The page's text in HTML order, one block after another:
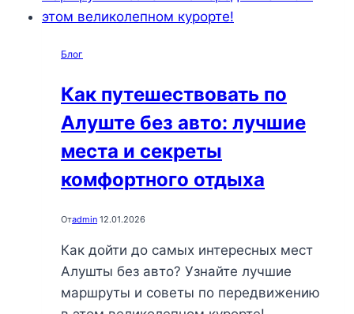
для
отдых
и
вдохновение
Черноморском
Блог
Как путешествовать по
Алуште без авто: лучшие
места и секреты
комфортного отдыха
Отadmin 12.01.2026
Как дойти до самых интересных мест
Алушты без авто? Узнайте лучшие
маршруты и советы по передвижению